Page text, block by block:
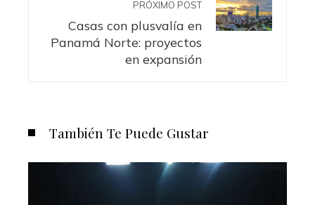
PRÓXIMO POST
Casas con plusvalía en
Panamá Norte: proyectos
en expansión
También Te Puede Gustar